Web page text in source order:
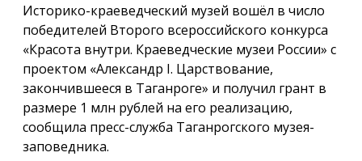
Историко-краеведческий музей вошёл в число
победителей Второго всероссийского конкурса
«Красота внутри. Краеведческие музеи России» с
проектом «Александр I. Царствование,
закончившееся в Таганроге» и получил грант в
размере 1 млн рублей на его реализацию,
сообщила пресс-служба Таганрогского музея-
заповедника.